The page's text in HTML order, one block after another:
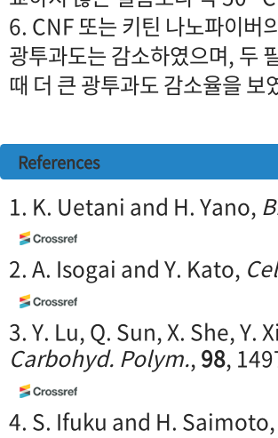
6. CNF 또는 키틴 나노파이버
광투과도는 감소하였으며, 두
때 더 큰 광투과도 감소율을 보
References
1. K. Uetani and H. Yano,
2. A. Isogai and Y. Kato,
3. Y. Lu, Q. Sun, X. She, Y.
Carbohyd. Polym.,98,
4. S. Ifuku and H. Saimoto,